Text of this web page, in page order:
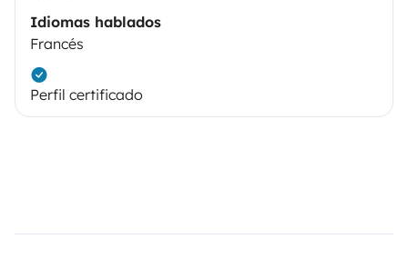
Idiomas hablados
Francés
Perfil certificado